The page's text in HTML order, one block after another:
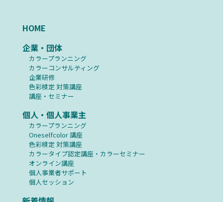
HOME
企業・団体
カラープランニング
カラーコンサルティング
企業研修
⾊彩検定 対策講座
講座・セミナー
個人・個人事業主
カラープランニング
Oneselfcolor 講座
⾊彩検定 対策講座
カラータイプ認定講座・カラーセミナー
オンライン講座
個人事業者サポート
個人セッション